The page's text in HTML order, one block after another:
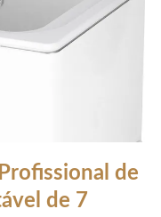
de
de 7